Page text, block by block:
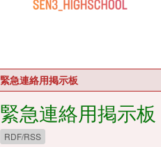
緊急連絡用掲示板
緊急連絡用掲示板
RDF/RSS